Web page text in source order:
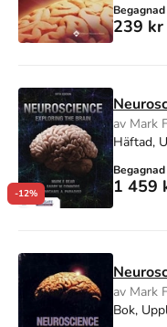
Begagnad
239 kr
-12%
av Mark
Häftad,
Begagnad
1 459
av Mark
Bok,